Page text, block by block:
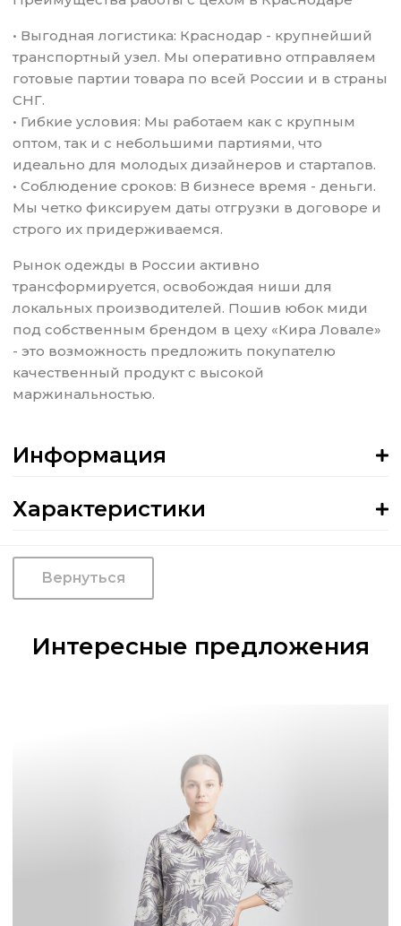
• Выгодная логистика: Краснодар - крупнейший
транспортный узел. Мы оперативно отправляем
готовые партии товара по всей России и в страны
СНГ.
• Гибкие условия: Мы работаем как с крупным
оптом, так и с небольшими партиями, что
идеально для молодых дизайнеров и стартапов.
• Соблюдение сроков: В бизнесе время - деньги.
Мы четко фиксируем даты отгрузки в договоре и
строго их придерживаемся.
Рынок одежды в России активно
трансформируется, освобождая ниши для
локальных производителей. Пошив юбок миди
под собственным брендом в цеху «Кира Ловале»
- это возможность предложить покупателю
качественный продукт с высокой
маржинальностью.
Информация
Характеристики
Вернуться
Интересные предложения